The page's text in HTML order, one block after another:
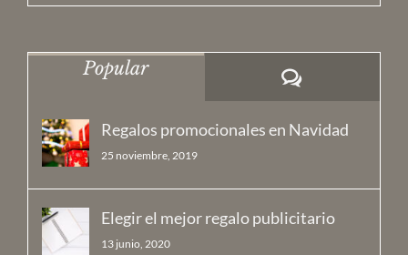
Popular Comentarios
Regalos promocionales en Navidad
25 noviembre, 2019
Elegir el mejor regalo publicitario
13 junio, 2020